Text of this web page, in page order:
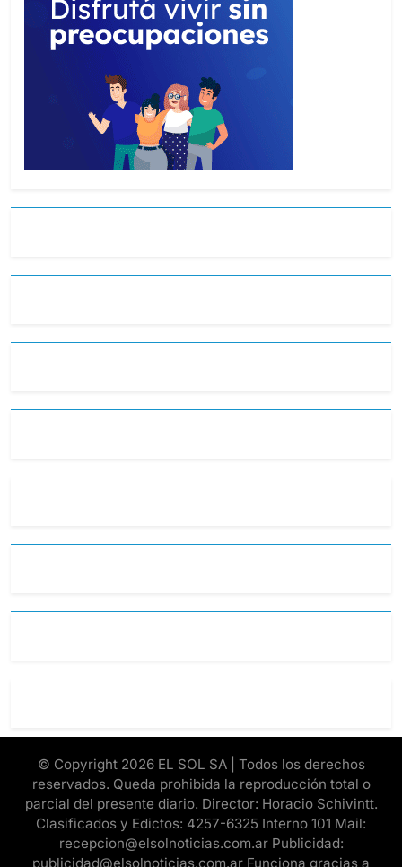
© Copyright 2026 EL SOL SA | Todos los derechos
reservados. Queda prohibida la reproducción total o
parcial del presente diario. Director: Horacio Schivintt.
Clasificados y Edictos: 4257-6325 Interno 101 Mail:
recepcion@elsolnoticias.com.ar Publicidad:
publicidad@elsolnoticias.com.ar Funciona gracias a